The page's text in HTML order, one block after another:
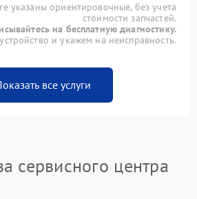
указаны ориентировочные, без учета
стоимости запчастей.
на бесплатную диагностику.
и укажем на неисправность.
все услуги
сервисного центра